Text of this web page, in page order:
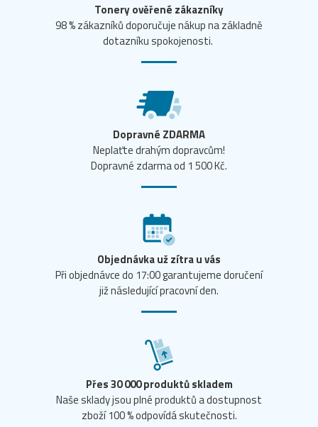
Tonery ověřené zákazníky
98 % zákazníků doporučuje nákup na základně
dotazníku spokojenosti.
Dopravné ZDARMA
Neplaťte drahým dopravcům!
Dopravné zdarma od 1 500 Kč.
Objednávka už zítra u vás
Při objednávce do 17:00 garantujeme doručení
již následující pracovní den.
Přes 30 000 produktů skladem
Naše sklady jsou plné produktů a dostupnost
zboží 100 % odpovídá skutečnosti.